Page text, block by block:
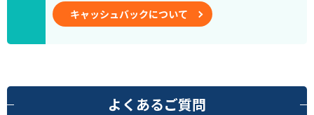
キャッシュバックについて
よくあるご質問